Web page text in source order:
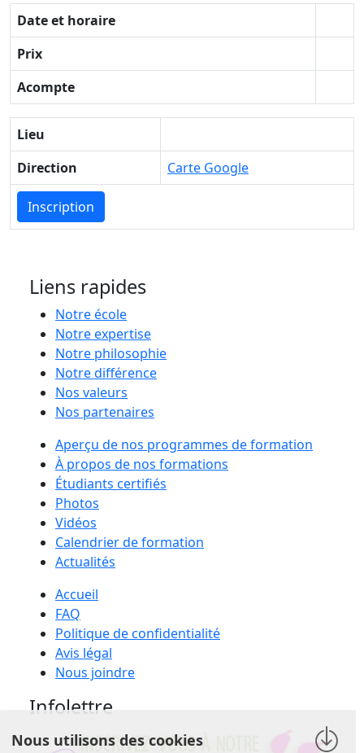
Date et horaire
Prix
Acompte
Lieu
Direction
Carte Google
Inscription
Liens rapides
Notre école
Notre expertise
Notre philosophie
Notre différence
Nos valeurs
Nos partenaires
Aperçu de nos programmes de formation
À propos de nos formations
Étudiants certifiés
Photos
Vidéos
Calendrier de formation
Actualités
Accueil
FAQ
Politique de confidentialité
Avis légal
Nous joindre
Infolettre
Nous utilisons des cookies